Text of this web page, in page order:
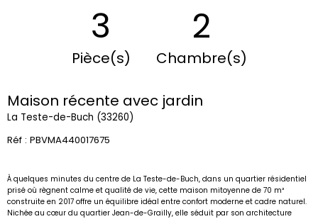
3
Pièce(s)
2
Chambre(s)
Maison récente avec jardin
La Teste-de-Buch (33260)
Réf : PBVMA440017675
À quelques minutes du centre de La Teste-de-Buch, dans un quartier résidentiel
prisé où règnent calme et qualité de vie, cette maison mitoyenne de 70 m²
construite en 2017 offre un équilibre idéal entre confort moderne et cadre naturel.
Nichée au cœur du quartier Jean-de-Grailly, elle séduit par son architecture